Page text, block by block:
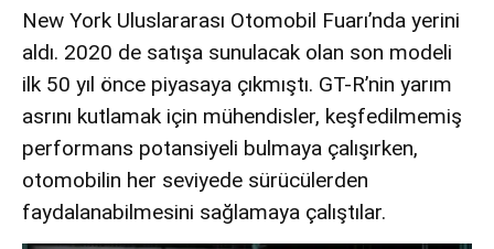
New York Uluslararası Otomobil Fuarı’nda yerini
aldı. 2020 de satışa sunulacak olan son modeli
ilk 50 yıl önce piyasaya çıkmıştı. GT-R’nin yarım
asrını kutlamak için mühendisler, keşfedilmemiş
performans potansiyeli bulmaya çalışırken,
otomobilin her seviyede sürücülerden
faydalanabilmesini sağlamaya çalıştılar.